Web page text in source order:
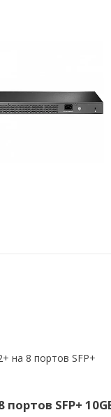
на 8 портов SFP+
SFP+